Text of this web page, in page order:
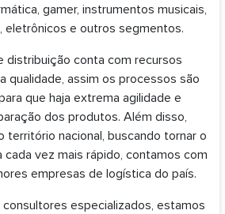
gamer, instrumentos musicais,
eletrônicos e outros segmentos.
distribuição conta com recursos
qualidade, assim os processos são
que haja extrema agilidade e
dos produtos. Além disso,
nacional, buscando tornar o
vez mais rápido, contamos com
empresas de logística do país.
especializados, estamos